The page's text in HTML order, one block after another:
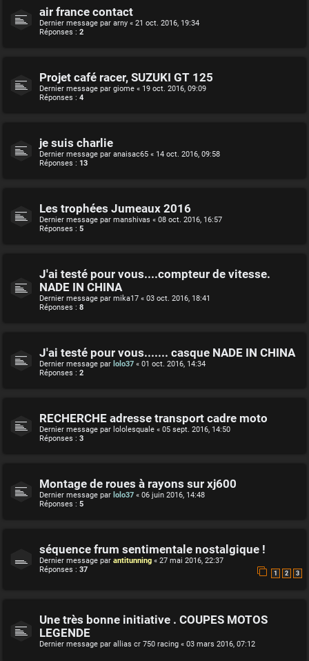
air france contact
Dernier message par arny « 21 oct. 2016, 19:34
Réponses : 2
Projet café racer, SUZUKI GT 125
Dernier message par giome « 19 oct. 2016, 09:09
Réponses : 4
je suis charlie
Dernier message par anaisac65 « 14 oct. 2016, 09:58
Réponses : 13
Les trophées Jumeaux 2016
Dernier message par manshivas « 08 oct. 2016, 16:57
Réponses : 5
J'ai testé pour vous....compteur de vitesse.
NADE IN CHINA
Dernier message par mika17 « 03 oct. 2016, 18:41
Réponses : 8
J'ai testé pour vous....... casque NADE IN CHINA
Dernier message par lolo37 « 01 oct. 2016, 14:34
Réponses : 2
RECHERCHE adresse transport cadre moto
Dernier message par lololesquale « 05 sept. 2016, 14:50
Réponses : 3
Montage de roues à rayons sur xj600
Dernier message par lolo37 « 06 juin 2016, 14:48
Réponses : 5
séquence frum sentimentale nostalgique !
Dernier message par antitunning « 27 mai 2016, 22:37
Réponses : 37 1 2 3
Une très bonne initiative . COUPES MOTOS
LEGENDE
Dernier message par allias cr 750 racing « 03 mars 2016, 07:12